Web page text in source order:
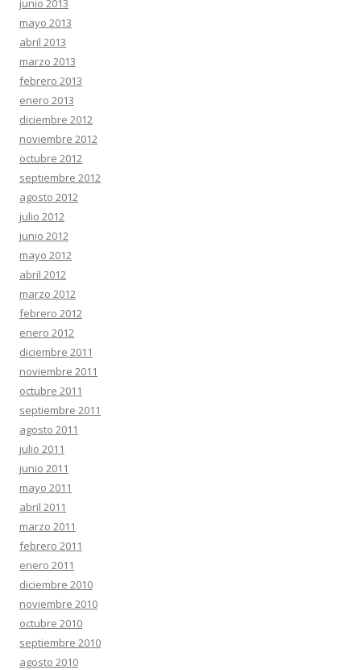
junio 2013
mayo 2013
abril 2013
marzo 2013
febrero 2013
enero 2013
diciembre 2012
noviembre 2012
octubre 2012
septiembre 2012
agosto 2012
julio 2012
junio 2012
mayo 2012
abril 2012
marzo 2012
febrero 2012
enero 2012
diciembre 2011
noviembre 2011
octubre 2011
septiembre 2011
agosto 2011
julio 2011
junio 2011
mayo 2011
abril 2011
marzo 2011
febrero 2011
enero 2011
diciembre 2010
noviembre 2010
octubre 2010
septiembre 2010
agosto 2010